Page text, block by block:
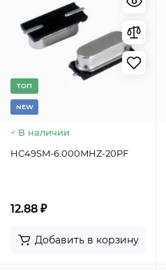
TОП
NEW
В наличии
HC49SM-6.000MHZ-20PF
12.88 ₽
Добавить в корзину